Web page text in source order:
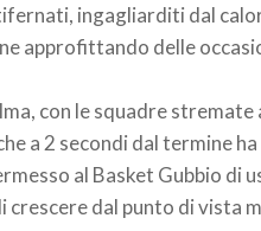
ingagliarditi dal
approfittando delle
con le squadre stremate
a 2 secondi dal termine
al Basket Gubbio
crescere dal punto di vista